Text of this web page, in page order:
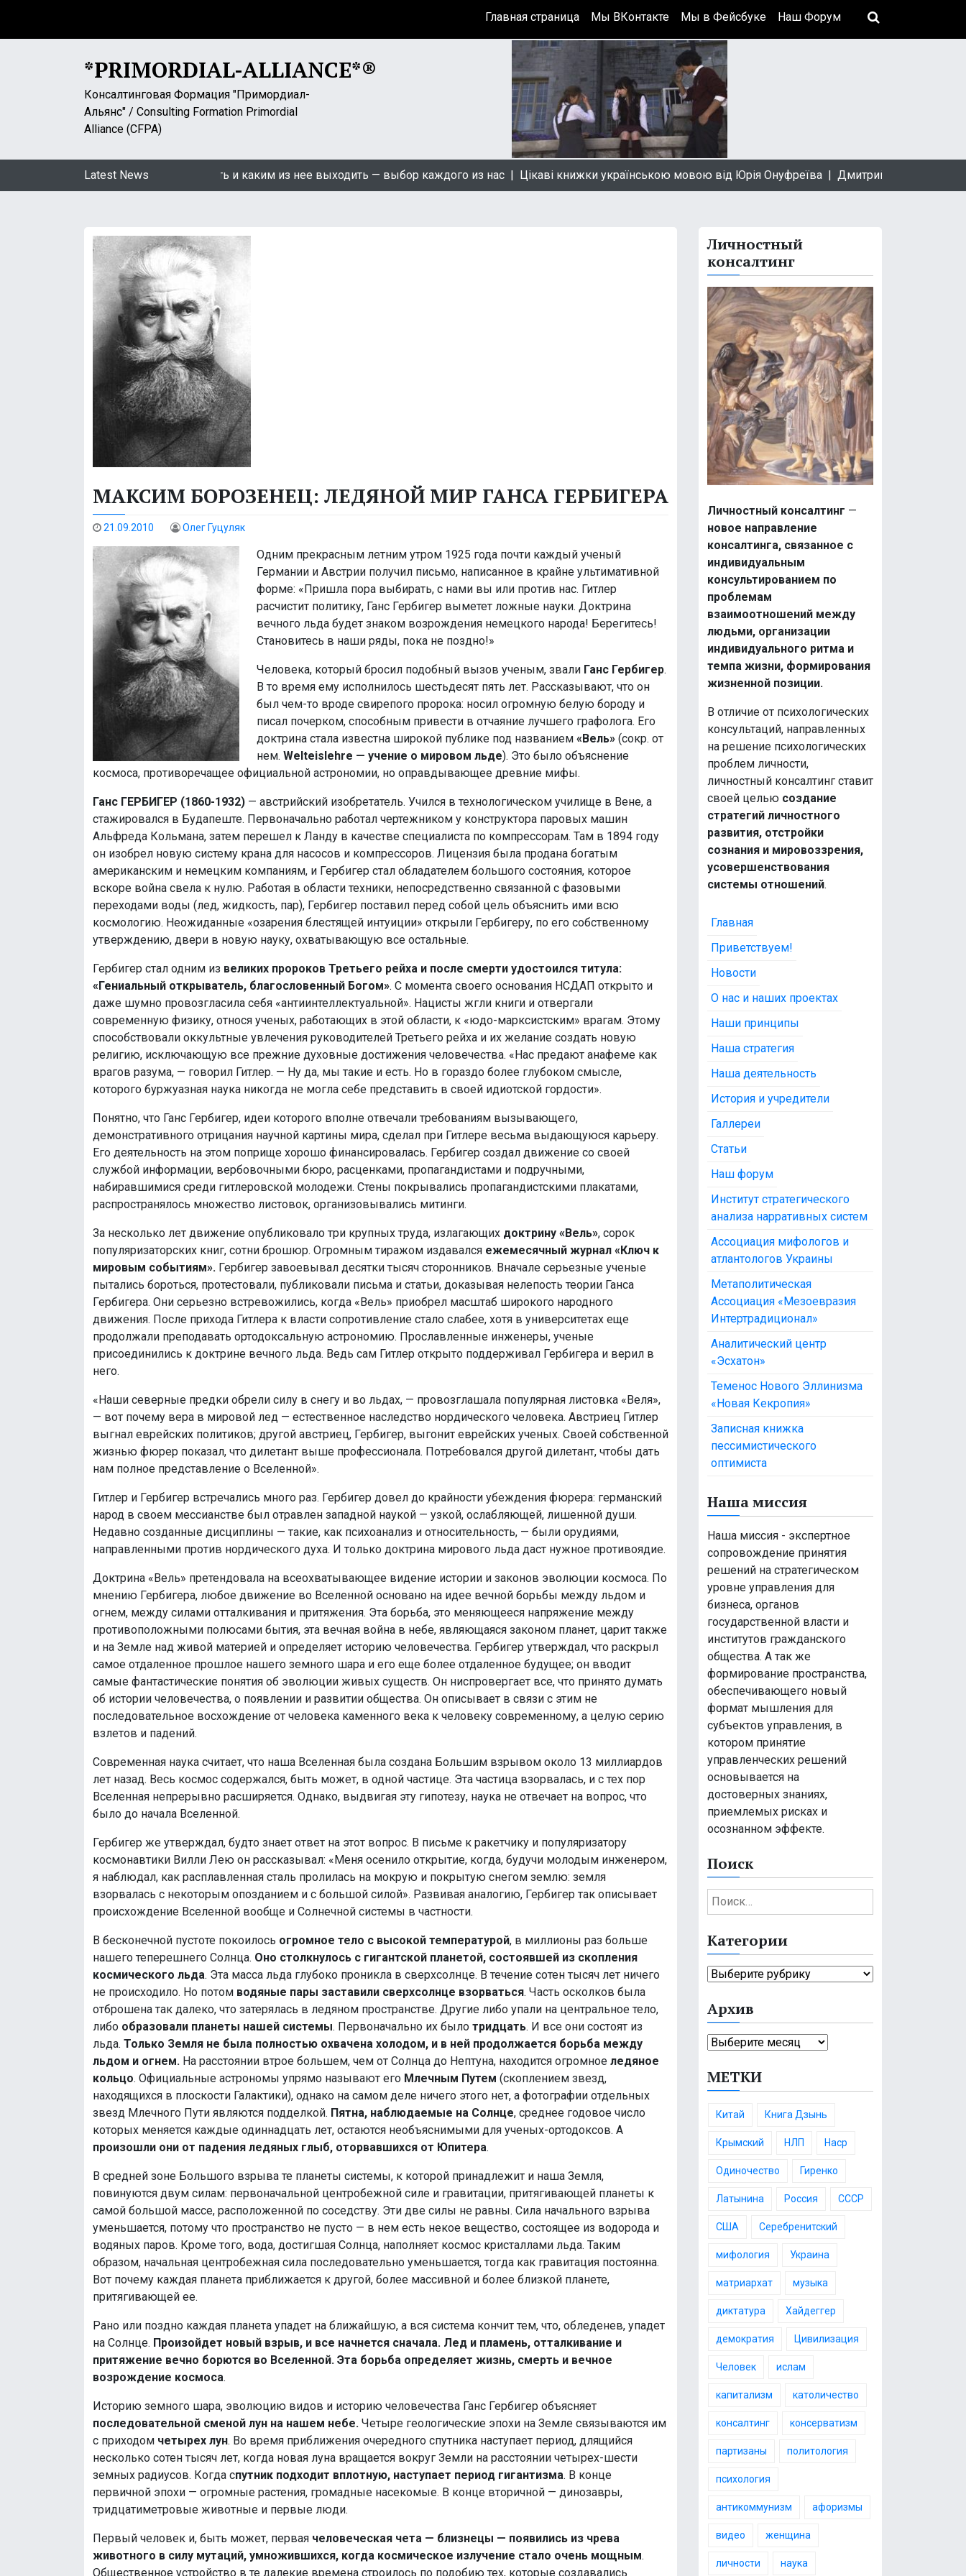
i
t
Главная страница Мы ВКонтакте Мы в Фейсбуке Наш Форум
*PRIMORDIAL-ALLIANCE*®
Консалтинговая Формация "Примордиал-
Альянс" / Consulting Formation Primordial
Alliance (CFPA)
Latest News
«Самоизоляция». Какой ей быть и каким из нее выходить — выбор каждого из нас |Цікаві книжки українською мовою від Юрія Онуфреїва |Дмитрий Быков: За
МАКСИМ БОРОЗЕНЕЦ: ЛЕДЯНОЙ МИР ГАНСА ГЕРБИГЕРА
21.09.2010 Олег Гуцуляк
Одним прекрасным летним утром 1925 года почти каждый ученый
Германии и Австрии получил письмо, написанное в крайне ультимативной
форме: «Пришла пора выбирать, с нами вы или против нас. Гитлер
расчистит политику, Ганс Гербигер выметет ложные науки. Доктрина
вечного льда будет знаком возрождения немецкого народа! Берегитесь!
Становитесь в наши ряды, пока не поздно!»
Человека, который бросил подобный вызов ученым, звали Ганс Гербигер.
В то время ему исполнилось шестьдесят пять лет. Рассказывают, что он
был чем-то вроде свирепого пророка: носил огромную белую бороду и
писал почерком, способным привести в отчаяние лучшего графолога. Его
доктрина стала известна широкой публике под названием «Вель» (сокр. от
нем. Welteislehre — учение о мировом льде). Это было объяснение
космоса, противоречащее официальной астрономии, но оправдывающее древние мифы.
Ганс ГЕРБИГЕР (1860-1932) — австрийский изобретатель. Учился в технологическом училище в Вене, а
стажировался в Будапеште. Первоначально работал чертежником у конструктора паровых машин
Альфреда Кольмана, затем перешел к Ланду в качестве специалиста по компрессорам. Там в 1894 году
он изобрел новую систему крана для насосов и компрессоров. Лицензия была продана богатым
американским и немецким компаниям, и Гербигер стал обладателем большого состояния, которое
вскоре война свела к нулю. Работая в области техники, непосредственно связанной с фазовыми
переходами воды (лед, жидкость, пар), Гербигер поставил перед собой цель объяснить ими всю
космологию. Неожиданные «озарения блестящей интуиции» открыли Гербигеру, по его собственному
утверждению, двери в новую науку, охватывающую все остальные.
Гербигер стал одним из великих пророков Третьего рейха и после смерти удостоился титула:
«Гениальный открыватель, благословенный Богом». С момента своего основания НСДАП открыто и
даже шумно провозгласила себя «антиинтеллектуальной». Нацисты жгли книги и отвергали
современную физику, относя ученых, работающих в этой области, к «юдо-марксистским» врагам. Этому
способствовали оккультные увлечения руководителей Третьего рейха и их желание создать новую
религию, исключающую все прежние духовные достижения человечества. «Нас предают анафеме как
врагов разума, — говорил Гитлер. — Ну да, мы такие и есть. Но в гораздо более глубоком смысле,
которого буржуазная наука никогда не могла себе представить в своей идиотской гордости».
Понятно, что Ганс Гербигер, идеи которого вполне отвечали требованиям вызывающего,
демонстративного отрицания научной картины мира, сделал при Гитлере весьма выдающуюся карьеру.
Его деятельность на этом поприще хорошо финансировалась. Гербигер создал движение со своей
службой информации, вербовочными бюро, расценками, пропагандистами и подручными,
набиравшимися среди гитлеровской молодежи. Стены покрывались пропагандистскими плакатами,
распространялось множество листовок, организовывались митинги.
За несколько лет движение опубликовало три крупных труда, излагающих доктрину «Вель», сорок
популяризаторских книг, сотни брошюр. Огромным тиражом издавался ежемесячный журнал «Ключ к
мировым событиям». Гербигер завоевывал десятки тысяч сторонников. Вначале серьезные ученые
пытались бороться, протестовали, публиковали письма и статьи, доказывая нелепость теории Ганса
Гербигера. Они серьезно встревожились, когда «Вель» приобрел масштаб широкого народного
движения. После прихода Гитлера к власти сопротивление стало слабее, хотя в университетах еще
продолжали преподавать ортодоксальную астрономию. Прославленные инженеры, ученые
присоединились к доктрине вечного льда. Ведь сам Гитлер открыто поддерживал Гербигера и верил в
него.
«Наши северные предки обрели силу в снегу и во льдах, — провозглашала популярная листовка «Веля»,
— вот почему вера в мировой лед — естественное наследство нордического человека. Австриец Гитлер
выгнал еврейских политиков; другой австриец, Гербигер, выгонит еврейских ученых. Своей собственной
жизнью фюрер показал, что дилетант выше профессионала. Потребовался другой дилетант, чтобы дать
нам полное представление о Вселенной».
Гитлер и Гербигер встречались много раз. Гербигер довел до крайности убеждения фюрера: германский
народ в своем мессианстве был отравлен западной наукой — узкой, ослабляющей, лишенной души.
Недавно созданные дисциплины — такие, как психоанализ и относительность, — были орудиями,
направленными против нордического духа. И только доктрина мирового льда даст нужное противоядие.
Доктрина «Вель» претендовала на всеохватывающее видение истории и законов эволюции космоса. По
мнению Гербигера, любое движение во Вселенной основано на идее вечной борьбы между льдом и
огнем, между силами отталкивания и притяжения. Эта борьба, это меняющееся напряжение между
противоположными полюсами бытия, эта вечная война в небе, являющаяся законом планет, царит также
и на Земле над живой материей и определяет историю человечества. Гербигер утверждал, что раскрыл
самое отдаленное прошлое нашего земного шара и его еще более отдаленное будущее; он вводит
самые фантастические понятия об эволюции живых существ. Он ниспровергает все, что принято думать
об истории человечества, о появлении и развитии общества. Он описывает в связи с этим не
последовательное восхождение от человека каменного века к человеку современному, а целую серию
взлетов и падений.
Современная наука считает, что наша Вселенная была создана Большим взрывом около 13 миллиардов
лет назад. Весь космос содержался, быть может, в одной частице. Эта частица взорвалась, и с тех пор
Вселенная непрерывно расширяется. Однако, выдвигая эту гипотезу, наука не отвечает на вопрос, что
было до начала Вселенной.
Гербигер же утверждал, будто знает ответ на этот вопрос. В письме к ракетчику и популяризатору
космонавтики Вилли Лею он рассказывал: «Меня осенило открытие, когда, будучи молодым инженером,
я наблюдал, как расплавленная сталь пролилась на мокрую и покрытую снегом землю: земля
взорвалась с некоторым опозданием и с большой силой». Развивая аналогию, Гербигер так описывает
происхождение Вселенной вообще и Солнечной системы в частности.
В бесконечной пустоте покоилось огромное тело с высокой температурой, в миллионы раз больше
нашего теперешнего Солнца. Оно столкнулось с гигантской планетой, состоявшей из скопления
космического льда. Эта масса льда глубоко проникла в сверхсолнце. В течение сотен тысяч лет ничего
не происходило. Но потом водяные пары заставили сверхсолнце взорваться. Часть осколков была
отброшена так далеко, что затерялась в ледяном пространстве. Другие либо упали на центральное тело,
либо образовали планеты нашей системы. Первоначально их было тридцать. И все они состоят из
льда. Только Земля не была полностью охвачена холодом, и в ней продолжается борьба между
льдом и огнем. На расстоянии втрое большем, чем от Солнца до Нептуна, находится огромное ледяное
кольцо. Официальные астрономы упрямо называют его Млечным Путем (скоплением звезд,
находящихся в плоскости Галактики), однако на самом деле ничего этого нет, а фотографии отдельных
звезд Млечного Пути являются подделкой. Пятна, наблюдаемые на Солнце, среднее годовое число
которых меняется каждые одиннадцать лет, остаются необъяснимыми для ученых-ортодоксов. А
произошли они от падения ледяных глыб, оторвавшихся от Юпитера.
В средней зоне Большого взрыва те планеты системы, к которой принадлежит и наша Земля,
повинуются двум силам: первоначальной центробежной силе и гравитации, притягивающей планеты к
самой большой массе, расположенной по соседству. Эти две силы не равны. Сила начального взрыва
уменьшается, потому что пространство не пусто — в нем есть некое вещество, состоящее из водорода и
водяных паров. Кроме того, вода, достигшая Солнца, наполняет космос кристаллами льда. Таким
образом, начальная центробежная сила последовательно уменьшается, тогда как гравитация постоянна.
Вот почему каждая планета приближается к другой, более массивной и более близкой планете,
притягивающей ее.
Рано или поздно каждая планета упадет на ближайшую, а вся система кончит тем, что, обледенев, упадет
на Солнце. Произойдет новый взрыв, и все начнется сначала. Лед и пламень, отталкивание и
притяжение вечно борются во Вселенной. Эта борьба определяет жизнь, смерть и вечное
возрождение космоса.
Историю земного шара, эволюцию видов и историю человечества Ганс Гербигер объясняет
последовательной сменой лун на нашем небе. Четыре геологические эпохи на Земле связываются им
с приходом четырех лун. Во время приближения очередного спутника наступает период, длящийся
несколько сотен тысяч лет, когда новая луна вращается вокруг Земли на расстоянии четырех-шести
земных радиусов. Когда спутник подходит вплотную, наступает период гигантизма. В конце
первичной эпохи — огромные растения, громадные насекомые. В конце вторичной — динозавры,
тридцатиметровые животные и первые люди.
Первый человек и, быть может, первая человеческая чета — близнецы — появились из чрева
животного в силу мутаций, умножившихся, когда космическое излучение стало очень мощным.
Общественное устройство в те далекие времена строилось по подобию тех, которые создавались
Личностный
консалтинг
Личностный консалтинг —
новое направление
консалтинга, связанное с
индивидуальным
консультированием по
проблемам
взаимоотношений между
людьми, организации
индивидуального ритма и
темпа жизни, формирования
жизненной позиции.
В отличие от психологических
консультаций, направленных
на решение психологических
проблем личности,
личностный консалтинг ставит
своей целью создание
стратегий личностного
развития, отстройки
сознания и мировоззрения,
усовершенствования
системы отношений.
Главная
Приветствуем!
Новости
О нас и наших проектах
Наши принципы
Наша стратегия
Наша деятельность
История и учредители
Галлереи
Статьи
Наш форум
Институт стратегического
анализа нарративных систем
Ассоциация мифологов и
атлантологов Украины
Метаполитическая
Ассоциация «Мезоевразия
Интертрадиционал»
Аналитический центр
«Эсхатон»
Теменос Нового Эллинизма
«Новая Кекропия»
Записная книжка
пессимистического
оптимиста
Наша миссия
Наша миссия - экспертное
сопровождение принятия
решений на стратегическом
уровне управления для
бизнеса, органов
государственной власти и
институтов гражданского
общества. А так же
формирование пространства,
обеспечивающего новый
формат мышления для
субъектов управления, в
котором принятие
управленческих решений
основывается на
достоверных знаниях,
приемлемых рисках и
осознанном эффекте.
Поиск
Н
а
т
и
:
Категории
К
т
е
р
и
Архив
А
х
и
МЕТКИ
Китай Книга Дзынь
Крымский НЛП Наср
Одиночество Гиренко
Латынина Россия СССР
США Серебренитский
мифология Украина
матриархат музыка
диктатура Хайдеггер
демократия Цивилизация
Человек ислам
капитализм католичество
консалтинг консерватизм
партизаны политология
психология
антикоммунизм афоризмы
видео женщина
личности наука